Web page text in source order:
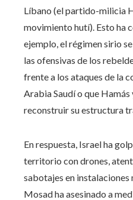
Líbano (el partido-milicia
movimiento hutí). Esto ha
ejemplo, el régimen sirio
las ofensivas de los
frente a los ataques de la
Arabia Saudí o que
reconstruir su estructura
En respuesta, Israel ha
territorio con drones,
sabotajes en
Mosad ha asesinado a